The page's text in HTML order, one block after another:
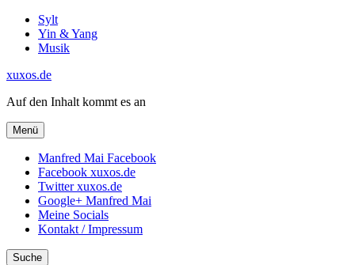
Sylt
Yin & Yang
Musik
xuxos.de
Auf den Inhalt kommt es an
Menü
Manfred Mai Facebook
Facebook xuxos.de
Twitter xuxos.de
Google+ Manfred Mai
Meine Socials
Kontakt / Impressum
Suche